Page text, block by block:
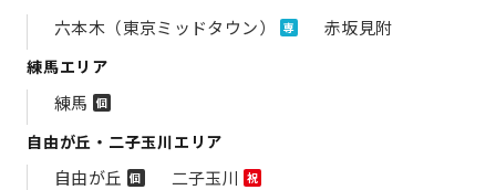
六本木（東京ミッドタウン） 専 赤坂見附
練馬エリア
練馬 個
自由が丘・二子玉川エリア
自由が丘 個 二子玉川 祝